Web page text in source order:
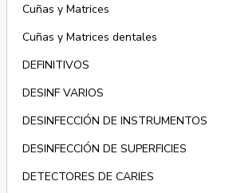
Cuñas y Matrices
Cuñas y Matrices dentales
DEFINITIVOS
DESINF VARIOS
DESINFECCIÓN DE INSTRUMENTOS
DESINFECCIÓN DE SUPERFICIES
DETECTORES DE CARIES